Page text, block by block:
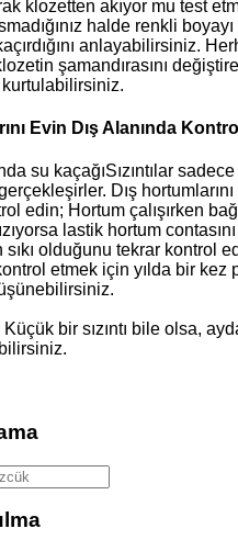
klozetten akıyor mu test
halde renkli
anlayabilirsiniz.
şamandırasını
kurtulabilirsiniz.
Evin Dış Alanında
su kaçağıSızıntılar
Dış
edin; Hortum çalışırken
lastik hortum
sıkı olduğunu tekrar kontrol
etmek için yılda bir kez
Küçük bir sızıntı bile olsa,